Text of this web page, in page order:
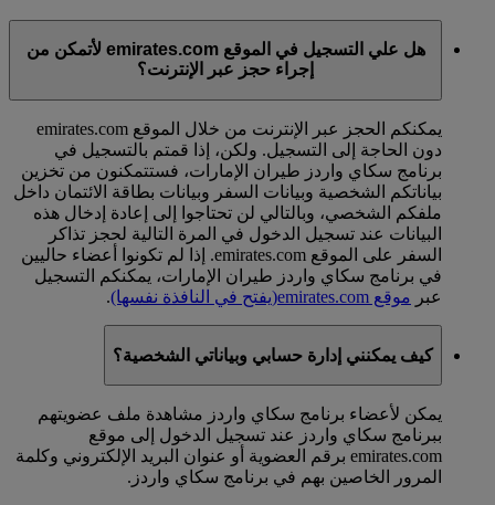
هل علي التسجيل في الموقع emirates.com لأتمكن من
إجراء حجز عبر الإنترنت؟
يمكنكم الحجز عبر الإنترنت من خلال الموقع emirates.com
دون الحاجة إلى التسجيل. ولكن، إذا قمتم بالتسجيل في
برنامج سكاي واردز طيران الإمارات، فستتمكنون من تخزين
بياناتكم الشخصية وبيانات السفر وبيانات بطاقة الائتمان داخل
ملفكم الشخصي، وبالتالي لن تحتاجوا إلى إعادة إدخال هذه
البيانات عند تسجيل الدخول في المرة التالية لحجز تذاكر
السفر على الموقع emirates.com. إذا لم تكونوا أعضاء حاليين
في برنامج سكاي واردز طيران الإمارات، يمكنكم التسجيل
عبر موقع emirates.com (يفتح في النافذة نفسها).
كيف يمكنني إدارة حسابي وبياناتي الشخصية؟
يمكن لأعضاء برنامج سكاي واردز مشاهدة ملف عضويتهم
ببرنامج سكاي واردز عند تسجيل الدخول إلى موقع
emirates.com برقم العضوية أو عنوان البريد الإلكتروني وكلمة
المرور الخاصين بهم في برنامج سكاي واردز.